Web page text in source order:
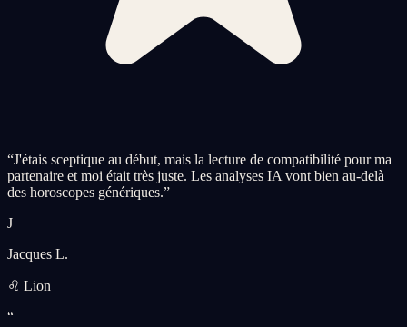
“J'étais sceptique au début, mais la lecture de compatibilité pour ma
partenaire et moi était très juste. Les analyses IA vont bien au-delà
des horoscopes génériques.”
J
Jacques L.
♌ Lion
“